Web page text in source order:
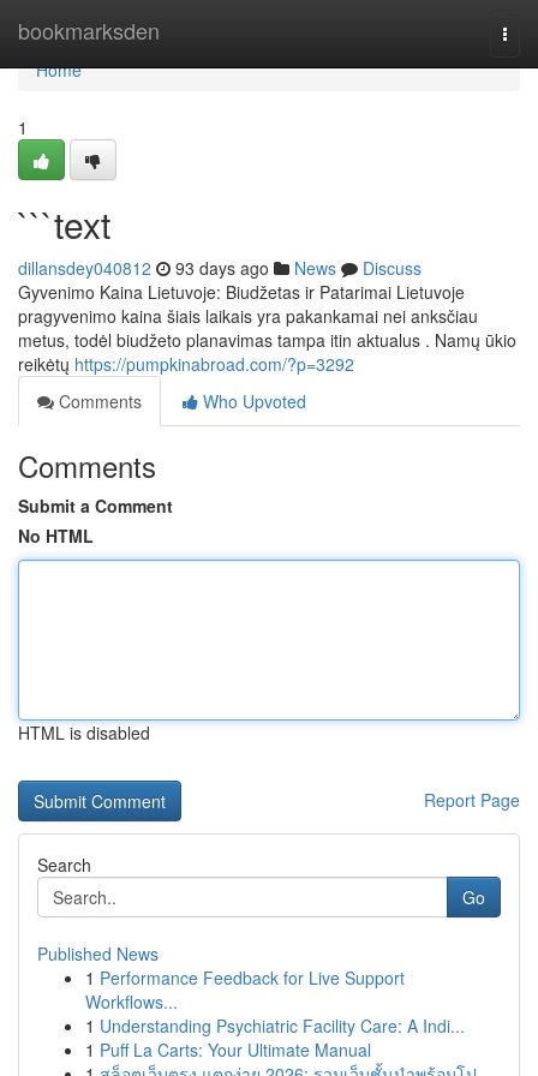
bookmarksden
Home
Home
1
```text
dillansdey040812 93 days ago News
Discuss
Gyvenimo Kaina Lietuvoje: Biudžetas ir Patarimai Lietuvoje
pragyvenimo kaina šiais laikais yra pakankamai nei anksčiau
metus, todėl biudžeto planavimas tampa itin aktualus . Namų ūkio
reikėtų https://pumpkinabroad.com/?p=3292
Comments
Who Upvoted
Comments
Submit a Comment
No HTML
HTML is disabled
Report Page
Search
Go
Published News
1 Performance Feedback for Live Support
Workflows...
1 Understanding Psychiatric Facility Care: A Indi...
1 Puff La Carts: Your Ultimate Manual